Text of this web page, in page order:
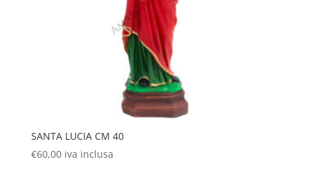
SANTA LUCIA CM 40
€60,00 iva inclusa